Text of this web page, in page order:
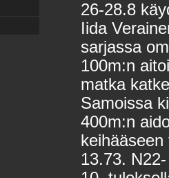
26-28.8
Iida
sarjassa
100m:n
matka
Samoissa
400m:n
13.73.